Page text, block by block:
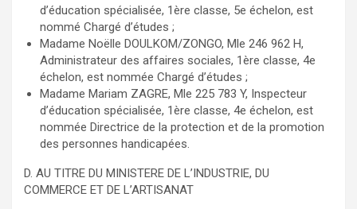
d’éducation spécialisée, 1ère classe, 5e échelon, est
nommé Chargé d’études ;
Madame Noëlle DOULKOM/ZONGO, Mle 246 962 H,
Administrateur des affaires sociales, 1ère classe, 4e
échelon, est nommée Chargé d’études ;
Madame Mariam ZAGRE, Mle 225 783 Y, Inspecteur
d’éducation spécialisée, 1ère classe, 4e échelon, est
nommée Directrice de la protection et de la promotion
des personnes handicapées.
D. AU TITRE DU MINISTERE DE L’INDUSTRIE, DU
COMMERCE ET DE L’ARTISANAT